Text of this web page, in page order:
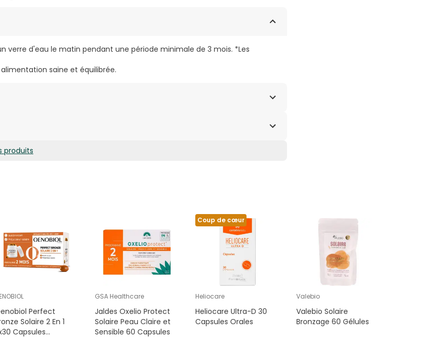
verre d'eau le matin pendant une période minimale de 3 mois. *Les
saine et équilibrée.
vitamine E - tocophérol, Polypodium leucotomos, resvératrol, vitamine A
produits
Perfect
Solaire 2 En 1
Capsules
GSA Healthcare
Jaldes Oxelio Protect
Solaire Peau Claire et
Sensible 60 Capsules
Coup de cœur
Heliocare
Heliocare Ultra-D 30
Capsules Orales
Valebio
Valebio Solaire
Bronzage 60 Gélules